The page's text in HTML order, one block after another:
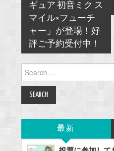
ギュア 初音ミク ス
マイル×フューチ
ャー」が登場！好
評ご予約受付中！
Search
for:
最新